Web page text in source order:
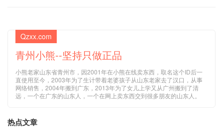
Qzxx.com
青州小熊--坚持只做正品
小熊老家山东省青州市，因2001年在小熊在线卖东西，取名这个ID后一
直使用至今，2003年为了生计带着老婆孩子从山东老家去了汉口，从事
网络销售，2004年搬到广东，2013年为了女儿上学又从广州搬到了清
远，一个在广东的山东人，一个在网上卖东西交到很多朋友的山东人。
热点文章